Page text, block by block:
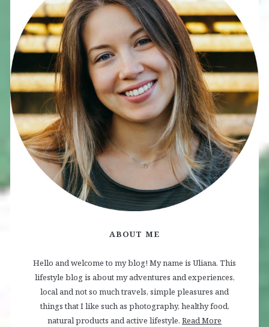
ABOUT ME
Hello and welcome to my blog! My name is Uliana. This
lifestyle blog is about my adventures and experiences,
local and not so much travels, simple pleasures and
things that I like such as photography, healthy food,
natural products and active lifestyle. Read More